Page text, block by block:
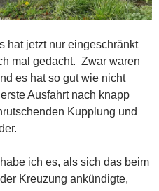
hat jetzt nur eingeschränkt
mal gedacht. Zwar waren
es hat so gut wie nicht
Ausfahrt nach knapp
Kupplung und
ich es, als sich das beim
Kreuzung ankündigte,